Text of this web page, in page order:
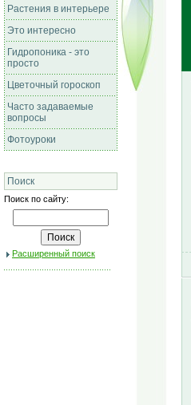
Растения в интерьере
Это интересно
Гидропоника - это
просто
Цветочный гороскоп
Часто задаваемые
вопросы
Фотоуроки
Поиск
Поиск по сайту:
Расширенный поиск